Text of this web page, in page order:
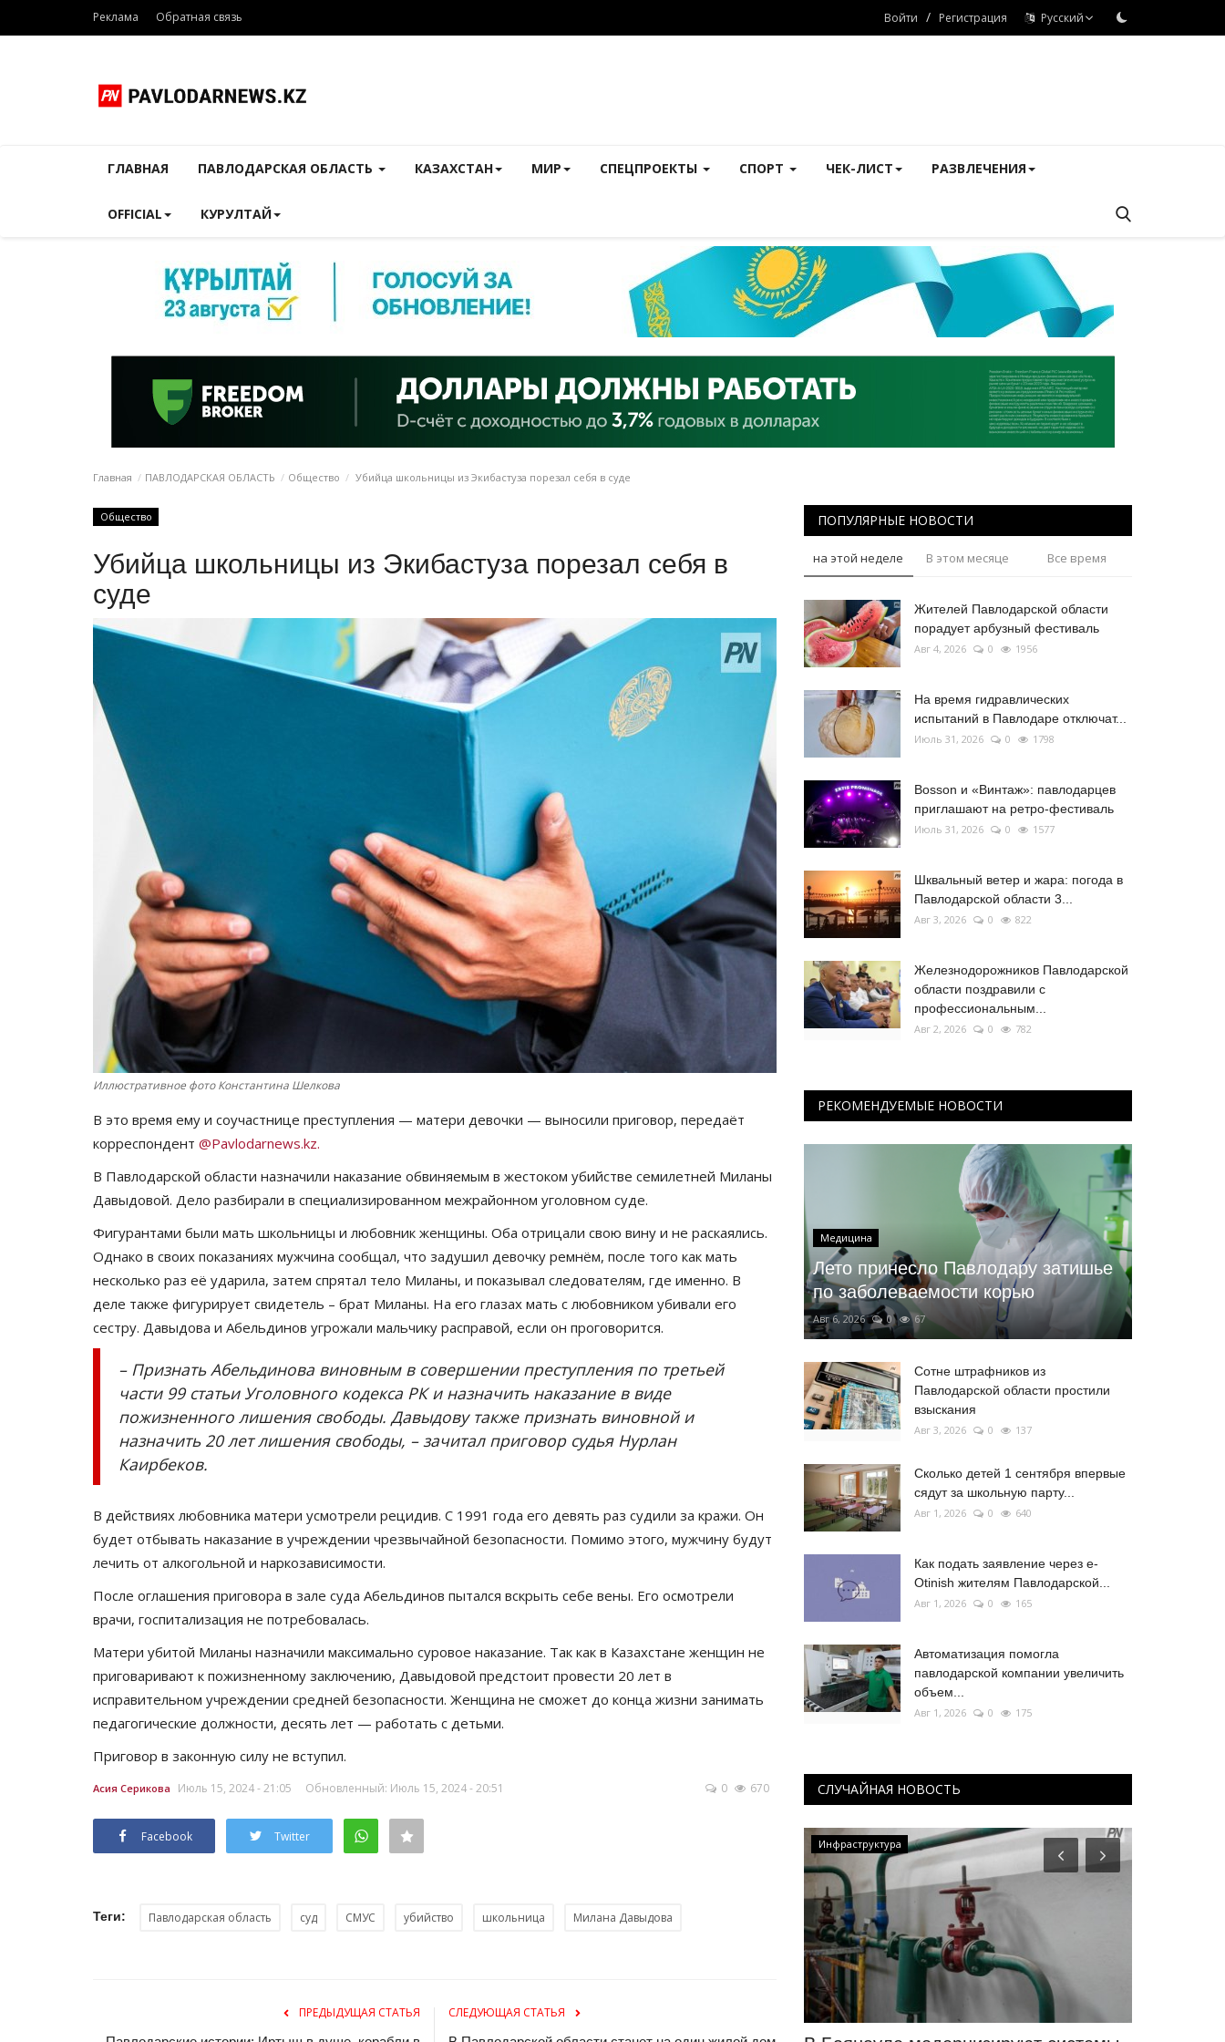
Реклама Обратная связь Войти / Регистрация Русский
ГЛАВНАЯ ПАВЛОДАРСКАЯ ОБЛАСТЬ КАЗАХСТАН МИР СПЕЦПРОЕКТЫ СПОРТ ЧЕК-ЛИСТ РАЗВЛЕЧЕНИЯ
OFFICIAL КУРУЛТАЙ
Главная ПАВЛОДАРСКАЯ ОБЛАСТЬ Общество Убийца школьницы из Экибастуза порезал себя в суде
Общество
Убийца школьницы из Экибастуза порезал себя в
суде
Иллюстративное фото Константина Шелкова
В это время ему и соучастнице преступления — матери девочки — выносили приговор, передаёт
корреспондент @Pavlodarnews.kz.
В Павлодарской области назначили наказание обвиняемым в жестоком убийстве семилетней Миланы
Давыдовой. Дело разбирали в специализированном межрайонном уголовном суде.
Фигурантами были мать школьницы и любовник женщины. Оба отрицали свою вину и не раскаялись.
Однако в своих показаниях мужчина сообщал, что задушил девочку ремнём, после того как мать
несколько раз её ударила, затем спрятал тело Миланы, и показывал следователям, где именно. В
деле также фигурирует свидетель – брат Миланы. На его глазах мать с любовником убивали его
сестру. Давыдова и Абельдинов угрожали мальчику расправой, если он проговорится.
– Признать Абельдинова виновным в совершении преступления по третьей
части 99 статьи Уголовного кодекса РК и назначить наказание в виде
пожизненного лишения свободы. Давыдову также признать виновной и
назначить 20 лет лишения свободы, – зачитал приговор судья Нурлан
Каирбеков.
В действиях любовника матери усмотрели рецидив. С 1991 года его девять раз судили за кражи. Он
будет отбывать наказание в учреждении чрезвычайной безопасности. Помимо этого, мужчину будут
лечить от алкогольной и наркозависимости.
После оглашения приговора в зале суда Абельдинов пытался вскрыть себе вены. Его осмотрели
врачи, госпитализация не потребовалась.
Матери убитой Миланы назначили максимально суровое наказание. Так как в Казахстане женщин не
приговаривают к пожизненному заключению, Давыдовой предстоит провести 20 лет в
исправительном учреждении средней безопасности. Женщина не сможет до конца жизни занимать
педагогические должности, десять лет — работать с детьми.
Приговор в законную силу не вступил.
Асия Серикова Июль 15, 2024 - 21:05 Обновленный: Июль 15, 2024 - 20:51 0 670
Facebook Twitter
Теги: Павлодарская область суд СМУС убийство школьница Милана Давыдова
ПРЕДЫДУЩАЯ СТАТЬЯ
СЛЕДУЮЩАЯ СТАТЬЯ
ПОПУЛЯРНЫЕ НОВОСТИ
на этой неделе В этом месяце Все время
Жителей Павлодарской области
порадует арбузный фестиваль
Авг 4, 2026 0 1956
На время гидравлических
испытаний в Павлодаре отключат...
Июль 31, 2026 0 1798
Bosson и «Винтаж»: павлодарцев
приглашают на ретро-фестиваль
Июль 31, 2026 0 1577
Шквальный ветер и жара: погода в
Павлодарской области 3...
Авг 3, 2026 0 822
Железнодорожников Павлодарской
области поздравили с
профессиональным...
Авг 2, 2026 0 782
РЕКОМЕНДУЕМЫЕ НОВОСТИ
Медицина
Лето принесло Павлодару затишье
по заболеваемости корью
Авг 6, 2026 0 67
Сотне штрафников из
Павлодарской области простили
взыскания
Авг 3, 2026 0 137
Сколько детей 1 сентября впервые
сядут за школьную парту...
Авг 1, 2026 0 640
Как подать заявление через e-
Otinish жителям Павлодарской...
Авг 1, 2026 0 165
Автоматизация помогла
павлодарской компании увеличить
объем...
Авг 1, 2026 0 175
СЛУЧАЙНАЯ НОВОСТЬ
Хоккей Инфраструктура